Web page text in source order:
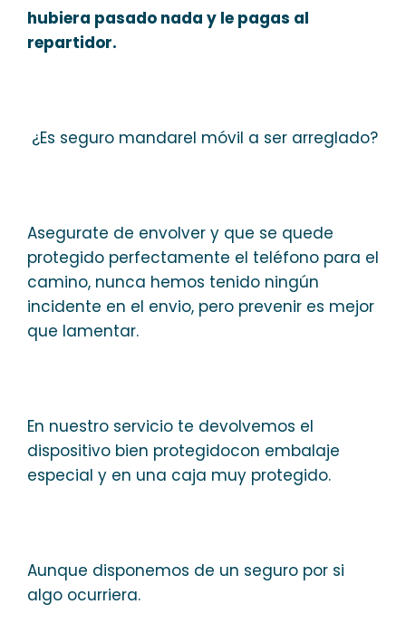
hubiera pasado nada y le pagas al
repartidor.
¿Es seguro mandarel móvil a ser arreglado?
Asegurate de envolver y que se quede
protegido perfectamente el teléfono para el
camino, nunca hemos tenido ningún
incidente en el envio, pero prevenir es mejor
que lamentar.
En nuestro servicio te devolvemos el
dispositivo bien protegidocon embalaje
especial y en una caja muy protegido.
Aunque disponemos de un seguro por si
algo ocurriera.